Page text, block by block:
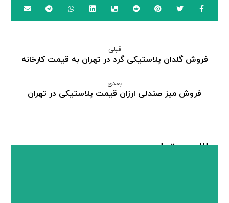
قبلی
فروش گلدان پلاستیکی گرد در تهران به قیمت کارخانه
بعدی
فروش میز صندلی ارزان قیمت پلاستیکی در تهران
مطالب مرتبط ...